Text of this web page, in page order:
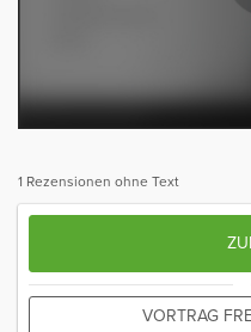
1 Rezensionen ohne Text
VORTRAG